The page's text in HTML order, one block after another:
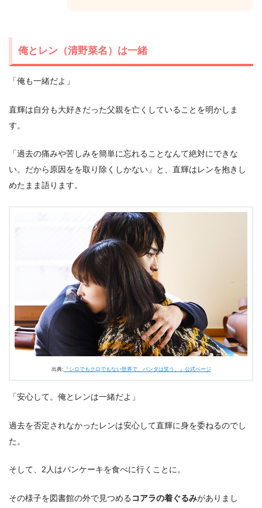
俺とレン（清野菜名）は一緒
「俺も一緒だよ」
直輝は自分も大好きだった父親を亡くしていることを明かしま
す。
「過去の痛みや苦しみを簡単に忘れることなんて絶対にできな
い。だから原因をを取り除くしかない」と、直輝はレンを抱きし
めたまま語ります。
出典: 『シロでもクロでもない世界で、パンダは笑う。』公式ページ
「安心して。俺とレンは一緒だよ」
過去を否定されなかったレンは安心して直輝に身を委ねるのでし
た。
そして、2人はパンケーキを食べに行くことに。
その様子を図書館の外で見つめる コアラの着ぐるみがありまし